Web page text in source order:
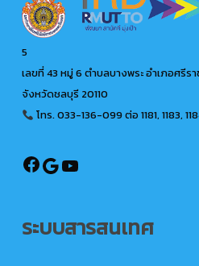
5
เลขที่ 43 หมู่ 6 ตำบลบางพระ อำเภอศรีรา
จังหวัดชลบุรี 20110
โทร. 033-136-099ต่อ 1181, 1183,
@ird.rmutto
Google
ระบบสารสนเทศ